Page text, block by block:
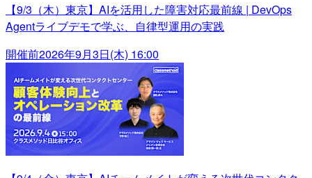
【9/3（木）東京】AIを活用した障害対応最前線 | DevOps
Agentライブデモで学ぶ、自律型運用の実践
開催前2026年9月3日(木) 16:00